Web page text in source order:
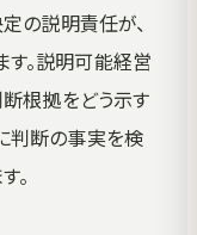
の説明責任が、
。説明可能経営
断根拠をどう示す
判断の事実を検
。